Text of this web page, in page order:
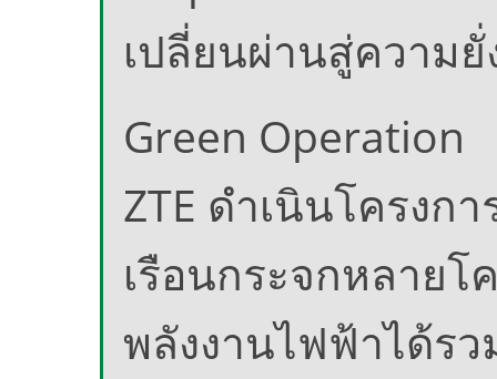
เปลี่ยนผ่านสู่ความ
Green Operation
ZTE ดำเนินโครงก
เรือนกระจกหลายโ
พลังงานไฟฟ้าได้ร